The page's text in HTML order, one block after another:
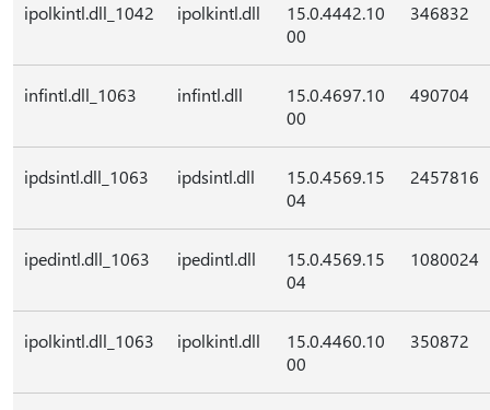
ipolkintl.dll_1042 ipolkintl.dll
15.0.4442.10
00
346832
infintl.dll_1063 infintl.dll
15.0.4697.10
00
490704
ipdsintl.dll_1063 ipdsintl.dll
15.0.4569.15
04
2457816
ipedintl.dll_1063 ipedintl.dll
15.0.4569.15
04
1080024
ipolkintl.dll_1063 ipolkintl.dll
15.0.4460.10
00
350872